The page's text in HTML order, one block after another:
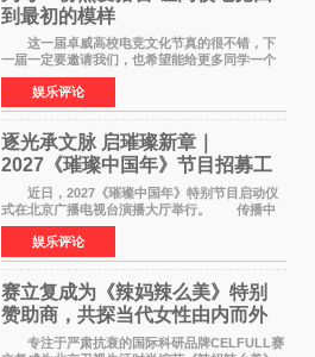
到最初的模样
这一届卓威高校电竞文化节真的很不错，下
一届一定要邀请我们，也希望能给更多同学一个
来到现场的机会。 2026卓威高校电竞文化节
已经落下帷幕，在活动结束后，仍有不少高校电
竞社负责人和现
娱乐评论
逐光承文脉 启璀璨新章｜
2027《璀璨中国年》节目招募工
作圆满启动
近日，2027《璀璨中国年》特别节目启动仪
式在北京广播电视台演播大厅举行。 传播中
华优秀传统文化，弘扬纯正国风艺术，打造高规
格、高质感、正能量的文艺盛典，是璀璨中国年
矢志不渝的初心
娱乐评论
赛立复成为《辣妈辣么美》特别
赞助商，共探当代女性由内而外
活力美
专注于严肃抗衰的国际科研品牌CELFULL赛